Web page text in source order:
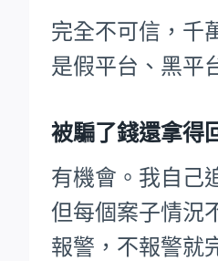
完全不可信，千
是假平台、黑平
被騙了錢還拿得
有機會。我自己
但每個案子情況
報警，不報警就